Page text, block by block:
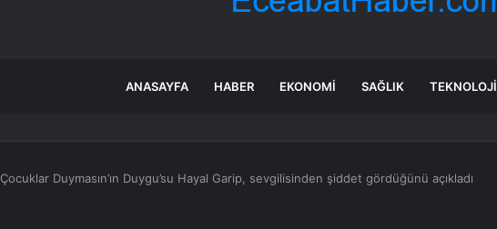
ANASAYFA HABER EKONOMI SAĞLIK TEKNOLOJI
Çocuklar Duymasın’ın Duygu’su Hayal Garip, sevgilisinden şiddet gördüğünü açıkladı